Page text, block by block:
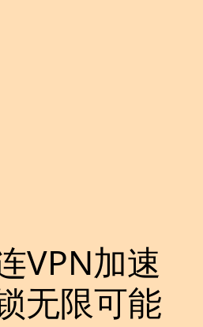
VPN加速
无限可能